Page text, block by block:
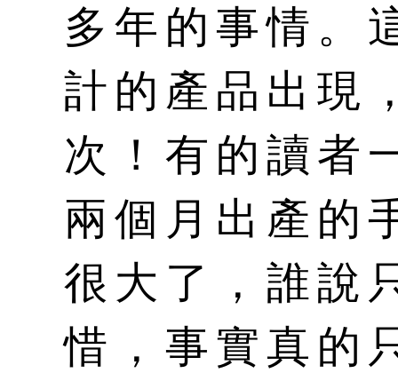
多年的事情。
計的產品出現
次！有的讀者
兩個月出產的
很大了，誰說
惜，事實真的